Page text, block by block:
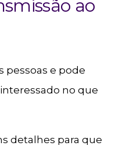
ao
pessoas e pode
no que
detalhes para que